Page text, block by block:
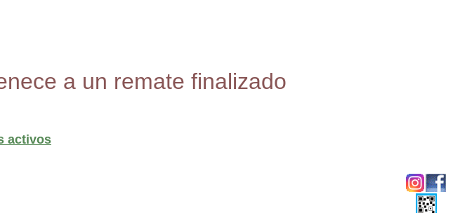
a un remate finalizado
activos